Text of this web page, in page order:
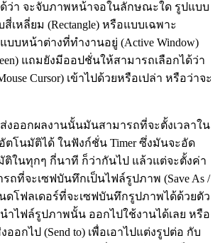
ว่า จะจับภาพหน้าจอในลักษณะใด รูปแบบ
เหลี่ยม (Rectangle) หรือแบบเฉพาะ
บบหน้าต่างที่ทำงานอยู่ (Active Window)
แถมยังมีออปชั่นให้สามารถเลือกได้ว่า
Cursor) เข้าไปด้วยหรือเปล่า หรือว่าจะ
งออกผลงานนั้นมันสามารถที่จะตั้งเวลาใน
โนมัติได้ ในฟังก์ชั่น Timer ซึ่งมันจะอัด
ในทุกๆ กี่นาที ก็ว่ากันไป แล้วแต่จะตั้งค่า
ถที่จะเซฟบันทึกเป็นไฟล์รูปภาพ (Save As /
ดโฟลเดอร์ที่จะเซฟบันทึกรูปภาพได้ด้วยตัว
นำไฟล์รูปภาพนั้น ออกไปใช้งานได้เลย หรือ
ออกไป (Send to) เพื่อเอาไปแต่งรูปต่อ กับ